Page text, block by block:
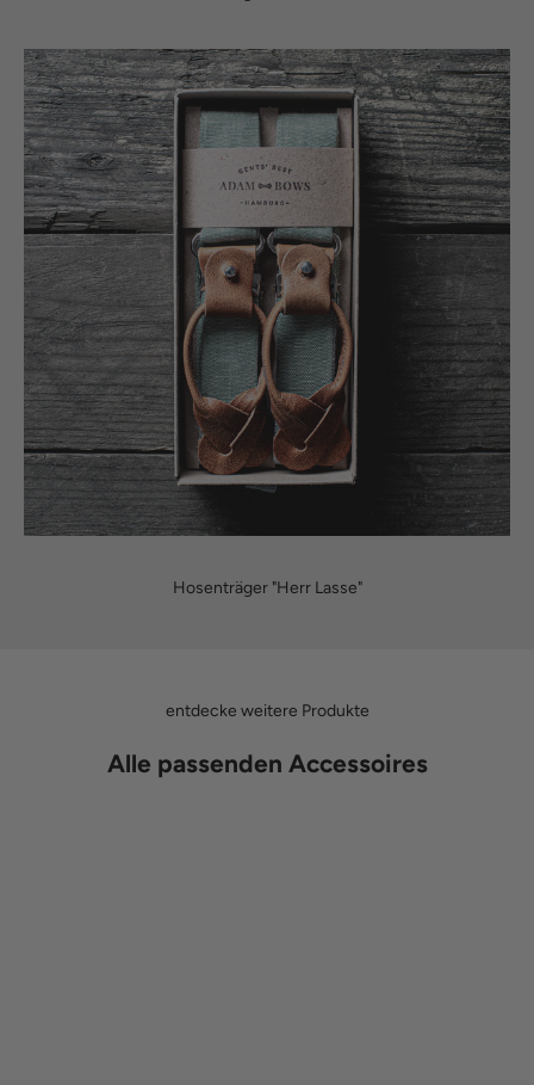
Hosenträger "Herr Lasse"
entdecke weitere Produkte
Alle passenden Accessoires